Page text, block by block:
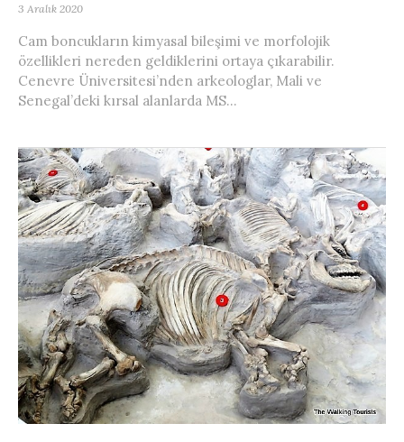
3 Aralık 2020
Cam boncukların kimyasal bileşimi ve morfolojik
özellikleri nereden geldiklerini ortaya çıkarabilir.
Cenevre Üniversitesi’nden arkeologlar, Mali ve
Senegal’deki kırsal alanlarda MS...